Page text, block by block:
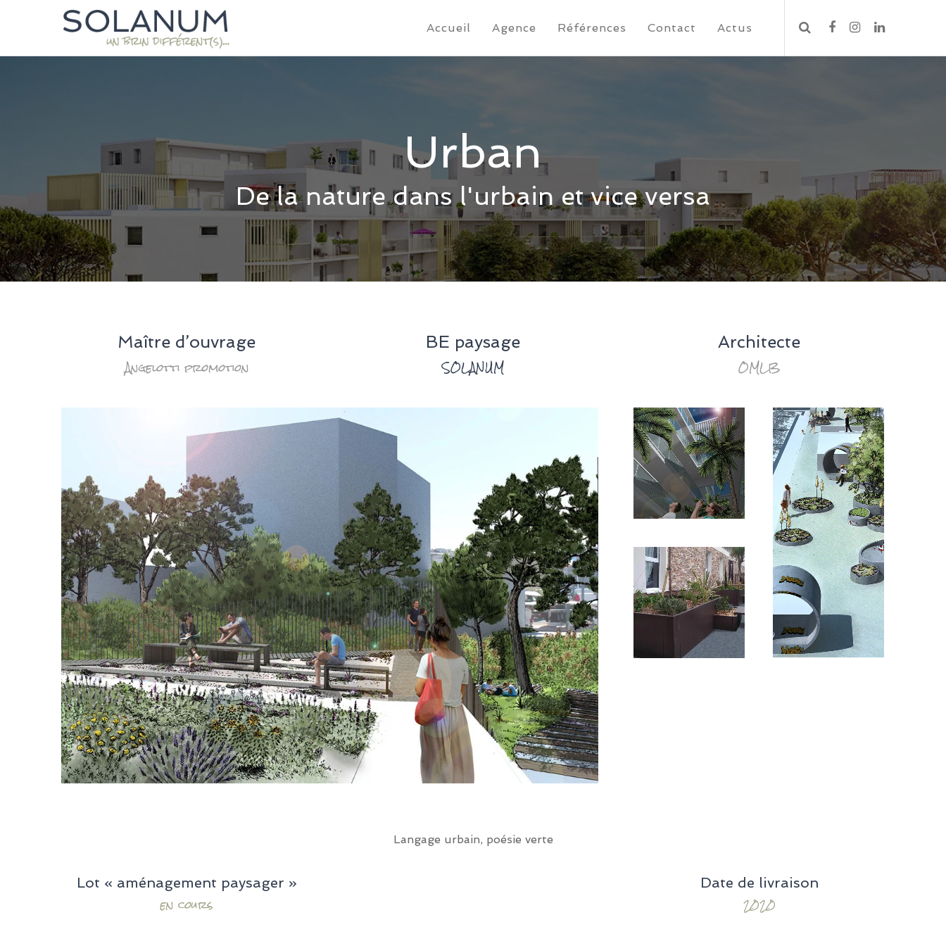
Accueil Agence Références Contact Actus
Urban
De la nature dans l'urbain et vice versa
Maître d’ouvrage
Angelotti promotion
BE paysage
SOLANUM
Architecte
OMLB
Langage urbain, poésie verte
Lot « aménagement paysager »
en cours
Date de livraison
2020